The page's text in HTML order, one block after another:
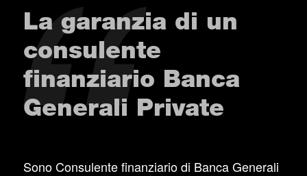
La garanzia di un
consulente
finanziario Banca
Generali Private
Sono Consulente finanziario di Banca Generali